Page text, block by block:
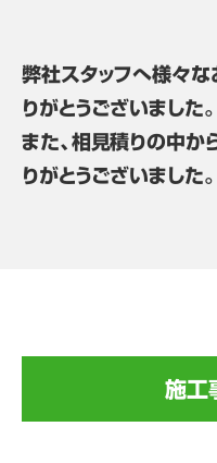
弊社スタッフへ様々な
りがとうございました。
また、相見積りの中か
りがとうございました。
施工